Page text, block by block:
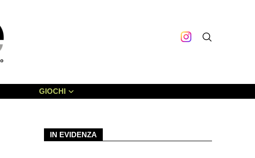
GIOCHI
IN EVIDENZA